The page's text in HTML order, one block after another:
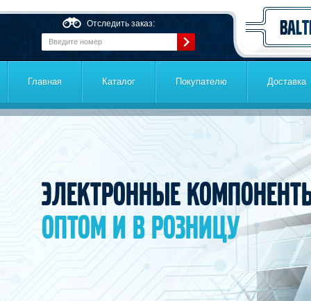
Отследить заказ:
Главная Каталог Покупателю Доставка
Электронные
оптом и в розницу